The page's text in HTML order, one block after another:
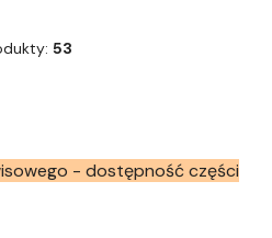
53
- dostępność części